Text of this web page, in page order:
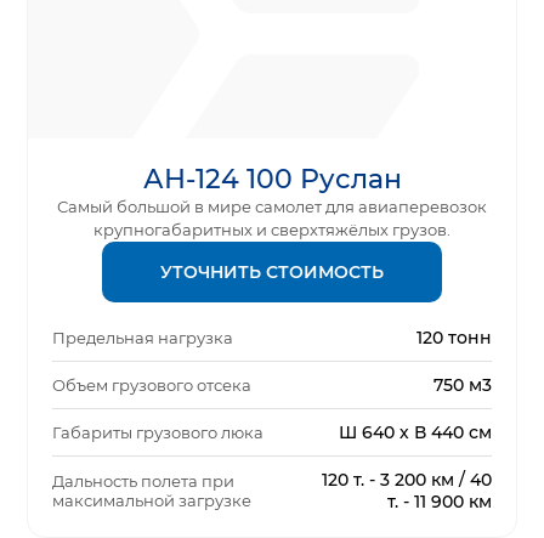
АН-124 100 Руслан
Самый большой в мире самолет для авиаперевозок
крупногабаритных и сверхтяжёлых грузов.
УТОЧНИТЬ СТОИМОСТЬ
Предельная нагрузка 120 тонн
Объем грузового отсека 750 м3
Габариты грузового люка Ш 640 х В 440 см
Дальность полета при
максимальной загрузке
120 т. - 3 200 км / 40
т. - 11 900 км